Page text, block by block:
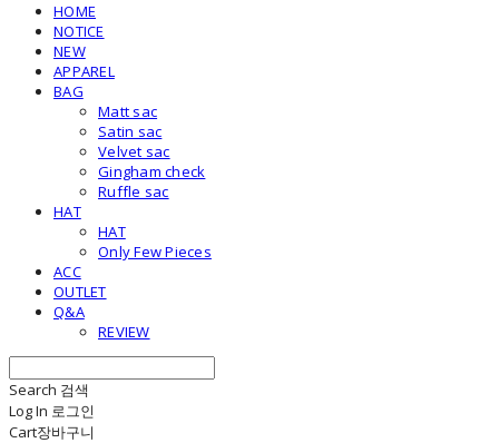
HOME
NOTICE
NEW
APPAREL
BAG
Matt sac
Satin sac
Velvet sac
Gingham check
Ruffle sac
HAT
HAT
Only Few Pieces
ACC
OUTLET
Q&A
REVIEW
Search 검색
Log In 로그인
Cart장바구니